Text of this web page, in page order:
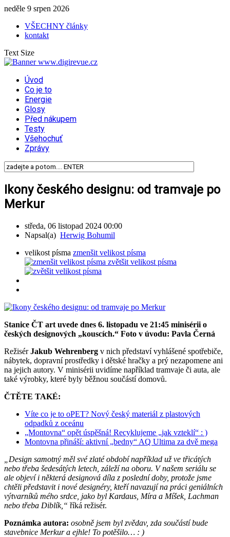
neděle 9 srpen 2026
VŠECHNY články
kontakt
Text Size
Úvod
Co je to
Energie
Glosy
Před nákupem
Testy
Všehochuť
Zprávy
Ikony českého designu: od tramvaje po
Merkur
středa, 06 listopad 2024 00:00
Napsal(a) Herwig Bohumil
velikost písma zmenšit velikost písma
zvětšit velikost písma
Stanice ČT art uvede dnes 6. listopadu ve 21:45 minisérii o
českých designových „kouscích.“ Foto v úvodu: Pavla Černá
RežisérJakub Wehrenberg v nich představí vyhlášené spotřebiče,
nábytek, dopravní prostředky i dětské hračky a prý nezapomene ani
na jejich autory. V minisérii uvidíme například tramvaje či auta, ale
také výrobky, které byly běžnou součástí domovů.
ČTĚTE TAKÉ:
Víte co je to oPET? Nový český materiál z plastových
odpadků z oceánu
„Montovna“ opět úspěšná! Recyklujeme „jak vzteklí“ : )
Montovna přináší: aktivní „bedny“ AQ Ultima za dvě mega
„Design samotný měl své zlaté období například už ve třicátých
nebo třeba šedesátých letech, záleží na oboru. V našem seriálu se
ale objeví i některá designová díla z poslední doby, protože jsme
chtěli představit i nové designéry, kteří navazují na práci geniálních
výtvarníků mého srdce, jako byl Kardaus, Míra a Míšek, Lachman
nebo třeba Diblík,“ říká režisér.
Poznámka autora: osobně jsem byl zvědav, zda součástí bude
stavebnice Merkur a ejhle! To potěšilo… : )